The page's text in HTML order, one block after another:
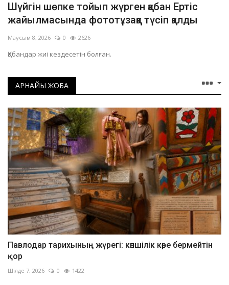
Шүйгін шөпке тойып жүрген қабан Ертіс
жайылмасында фототұзаққа түсіп қалды
Маусым 8, 2026 0 2626
Қабандар жиі кездесетін болған.
АРНАЙЫ ЖОБА
Павлодар тарихының жүрегі: көпшілік көре бермейтін
қор
Шілде 7, 2026 0 1422